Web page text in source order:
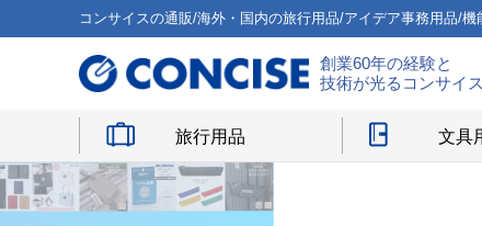
コンサイスの通販/海外・国内の旅行用品/アイデア事務用品/
創業60年の経験と
技術が光るコンサイス
旅行用品 文具